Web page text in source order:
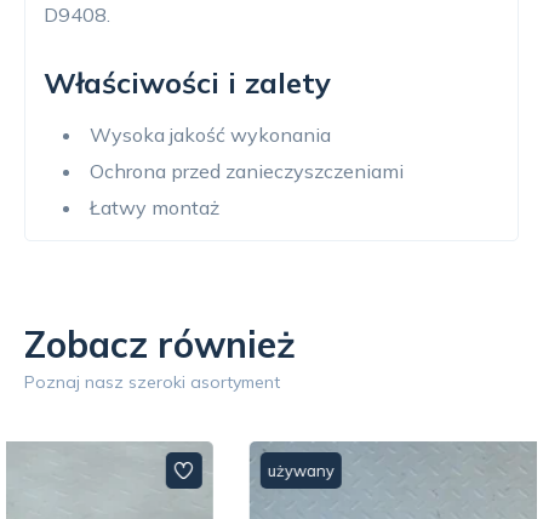
D9408.
Właściwości i zalety
Wysoka jakość wykonania
Ochrona przed zanieczyszczeniami
Łatwy montaż
Zobacz również
Poznaj nasz szeroki asortyment